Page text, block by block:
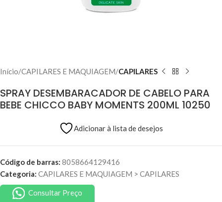
Início CAPILARES E MAQUIAGEM CAPILARES
SPRAY DESEMBARACADOR DE CABELO PARA
BEBE CHICCO BABY MOMENTS 200ML 10250
Adicionar à lista de desejos
Código de barras: 8058664129416
Categoria: CAPILARES E MAQUIAGEM > CAPILARES
Consultar Preço